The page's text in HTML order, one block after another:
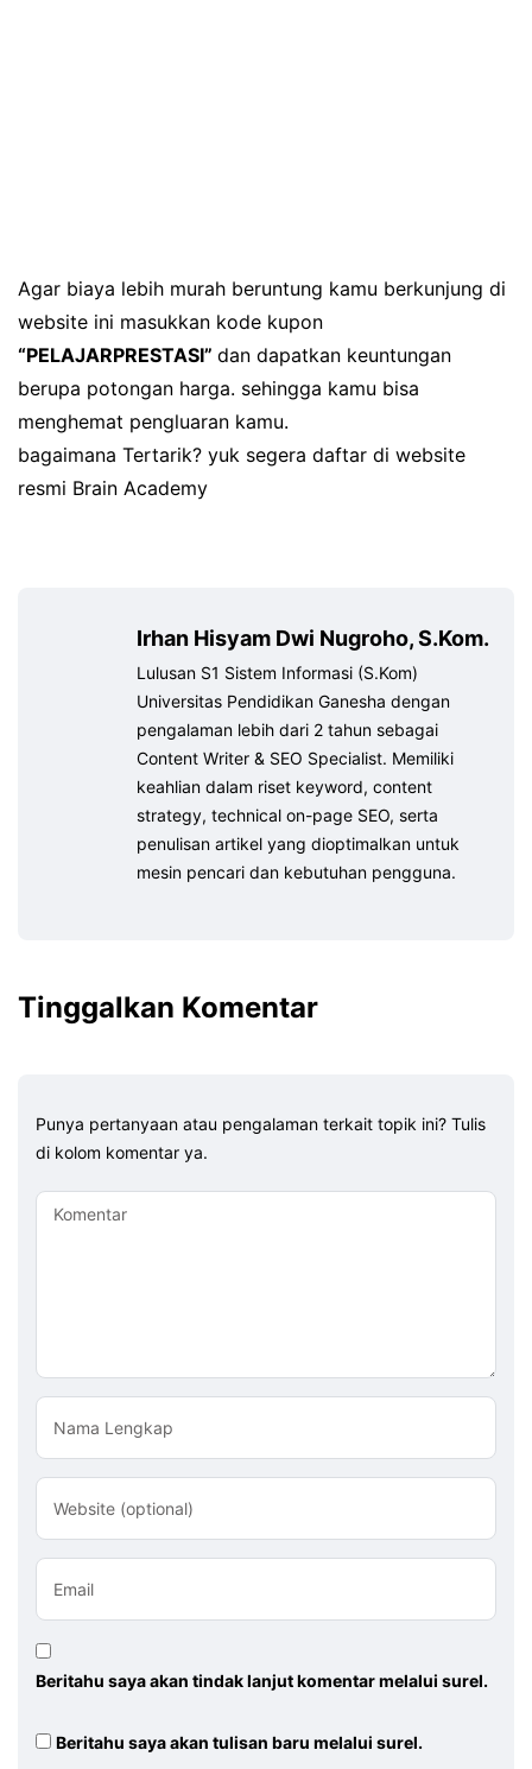
Agar biaya lebih murah beruntung kamu berkunjung di
website ini masukkan kode kupon
“PELAJARPRESTASI” dan dapatkan keuntungan
berupa potongan harga. sehingga kamu bisa
menghemat pengluaran kamu.
bagaimana Tertarik? yuk segera daftar di website
resmi Brain Academy
Irhan Hisyam Dwi Nugroho, S.Kom.
Lulusan S1 Sistem Informasi (S.Kom)
Universitas Pendidikan Ganesha dengan
pengalaman lebih dari 2 tahun sebagai
Content Writer & SEO Specialist. Memiliki
keahlian dalam riset keyword, content
strategy, technical on-page SEO, serta
penulisan artikel yang dioptimalkan untuk
mesin pencari dan kebutuhan pengguna.
Tinggalkan Komentar
Punya pertanyaan atau pengalaman terkait topik ini? Tulis
di kolom komentar ya.
Komentar
Nama Lengkap
Website (optional)
Email
Beritahu saya akan tindak lanjut komentar melalui surel.
Beritahu saya akan tulisan baru melalui surel.